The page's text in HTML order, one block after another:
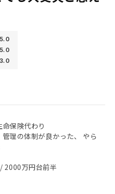
5.0
5.0
3.0
保険代わり
理の体制が良かった、 やら
2000万円台前半